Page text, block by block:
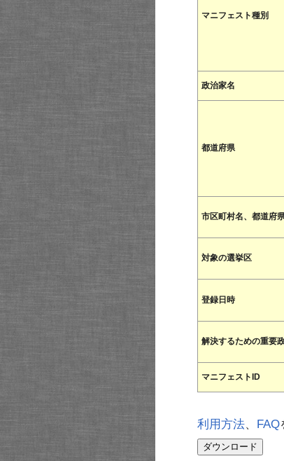
マニフェスト種別
政治家名
都道府県
市区町村名、都道府
対象の選挙区
登録日時
解決するための重要
マニフェストID
利用方法、 FAQ